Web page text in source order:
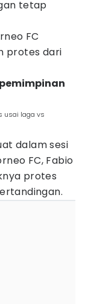
tetap
FC
protes dari
usai laga vs
dalam sesi
FC, Fabio
protes